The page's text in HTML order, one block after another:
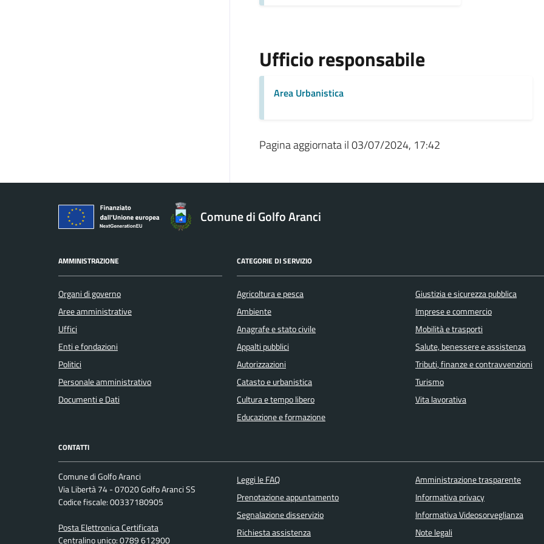
Ufficio responsabile
Area Urbanistica
Pagina aggiornata il 03/07/2024, 17:42
Comune di Golfo Aranci
AMMINISTRAZIONE
Organi di governo
Aree amministrative
Uffici
Enti e fondazioni
Politici
Personale amministrativo
Documenti e Dati
CATEGORIE DI SERVIZIO
Agricoltura e pesca
Ambiente
Anagrafe e stato civile
Appalti pubblici
Autorizzazioni
Catasto e urbanistica
Cultura e tempo libero
Educazione e formazione
Giustizia e sicurezza pubblica
Imprese e commercio
Mobilità e trasporti
Salute, benessere e assistenza
Tributi, finanze e contravvenzioni
Turismo
Vita lavorativa
CONTATTI
Comune di Golfo Aranci
Via Libertà 74 - 07020 Golfo Aranci SS
Codice fiscale: 00337180905
Posta Elettronica Certificata
Centralino unico: 0789 612900
Leggi le FAQ
Prenotazione appuntamento
Segnalazione disservizio
Richiesta assistenza
Amministrazione trasparente
Informativa privacy
Informativa Videosorveglianza
Note legali